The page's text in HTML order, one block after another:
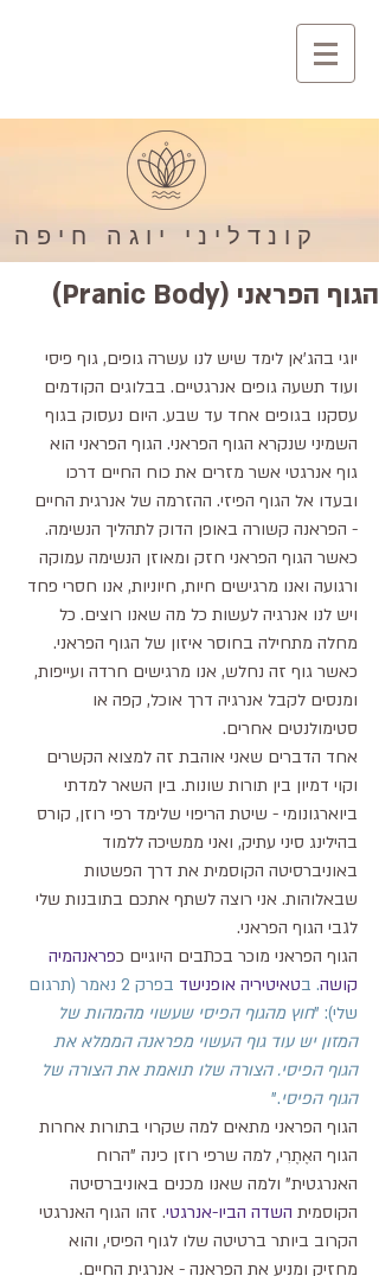
קונדליני יוגה חיפה
הגוף הפראני (Pranic Body)
יוגי בהג'אן לימד שיש לנו עשרה גופים, גוף פיסי
ועוד תשעה גופים אנרגטיים. בבלוגים הקודמים
עסקנו בגופים אחד עד שבע. היום נעסוק בגוף
השמיני שנקרא הגוף הפראני. הגוף הפראני הוא
גוף אנרגטי אשר מזרים את כוח החיים דרכו
ובעדו אל הגוף הפיזי. ההזרמה של אנרגית החיים
- הפראנה קשורה באופן הדוק לתהליך הנשימה.
כאשר הגוף הפראני חזק ומאוזן הנשימה עמוקה
ורגועה ואנו מרגישים חיות, חיוניות, אנו חסרי פחד
ויש לנו אנרגיה לעשות כל מה שאנו רוצים. כל
מחלה מתחילה בחוסר איזון של הגוף הפראני.
כאשר גוף זה נחלש, אנו מרגישים חרדה ועייפות,
ומנסים לקבל אנרגיה דרך אוכל, קפה או
סטימולנטים אחרים.
אחד הדברים שאני אוהבת זה למצוא הקשרים
וקוי דמיון בין תורות שונות. בין השאר למדתי
ביוארגונומי - שיטת הריפוי שלימד רפי רוזן, קורס
בהילינג סיני עתיק, ואני ממשיכה ללמוד
באוניברסיטה הקוסמית את דרך הפשטות
שבאלוהות. אני רוצה לשתף אתכם בתובנות שלי
לגבי הגוף הפראני.
הגוף הפראני מוכר בכתבים היוגיים כפראנהמיה
קושה. בטאיטיריה אופנישד
בפרק 2 נאמר (תרגום
שלי): "חוץ מהגוף הפיסי שעשוי מהמהות של
המזון יש עוד גוף העשוי מפראנה הממלא את
הגוף הפיסי. הצורה שלו תואמת את הצורה של
הגוף הפיסי."
הגוף הפראני מתאים למה שקרוי בתורות אחרות
הגוף האֶתֶרִי, למה שרפי רוזן כינה "הרוח
האנרגטית" ולמה שאנו מכנים באוניברסיטה
הקוסמית השדה הביו-אנרגטי. זהו הגוף האנרגטי
הקרוב ביותר ברטיטה שלו לגוף הפיסי, והוא
מחזיק ומניע את הפראנה - אנרגית החיים.